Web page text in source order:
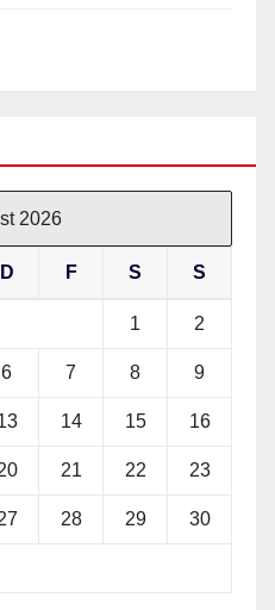
2026
D F S S
1 2
6 7 8 9
14 15 16
21 22 23
28 29 30